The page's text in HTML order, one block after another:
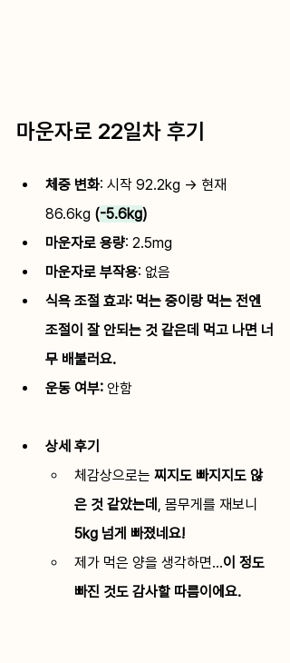
마운자로 22일차 후기
체중 변화: 시작 92.2kg → 현재
86.6kg (-5.6kg)
마운자로 용량: 2.5mg
마운자로 부작용: 없음
식욕 조절 효과: 먹는 중이랑 먹는 전엔
조절이 잘 안되는 것 같은데 먹고 나면 너
무 배불러요.
운동 여부: 안함
상세 후기
체감상으로는 찌지도 빠지지도 않
은 것 같았는데 , 몸무게를 재보니
5kg 넘게 빠졌네요!
제가 먹은 양을 생각하면…이 정도
빠진 것도 감사할 따름이에요.